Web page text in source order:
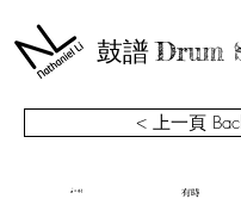
鼓譜Drum
< 上一頁